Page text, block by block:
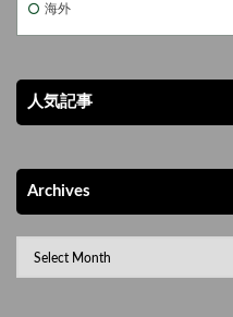
海外
人気記事
Archives